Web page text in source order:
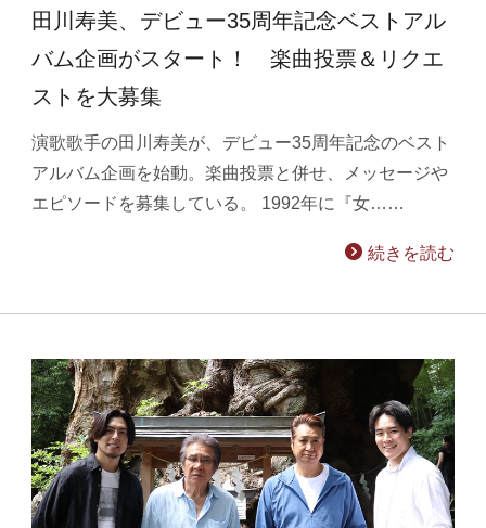
田川寿美、デビュー35周年記念ベストアル
バム企画がスタート！ 楽曲投票＆リクエ
ストを大募集
演歌歌手の田川寿美が、デビュー35周年記念のベスト
アルバム企画を始動。楽曲投票と併せ、メッセージや
エピソードを募集している。 1992年に『女……
続きを読む